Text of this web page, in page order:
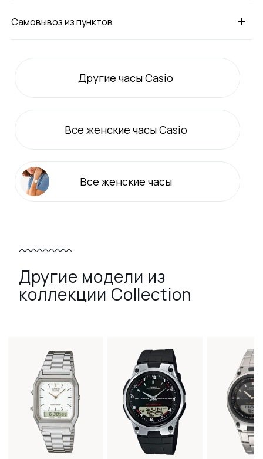
+
Самовывоз из пунктов
Другие часы Casio
Все женские часы Casio
Все женские часы
Другие модели из
коллекции Collection